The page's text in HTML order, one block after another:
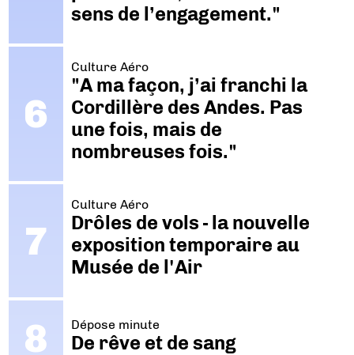
sens de l’engagement."
Culture Aéro
"A ma façon, j’ai franchi la
Cordillère des Andes. Pas
une fois, mais de
nombreuses fois."
Culture Aéro
Drôles de vols - la nouvelle
exposition temporaire au
Musée de l'Air
Dépose minute
De rêve et de sang